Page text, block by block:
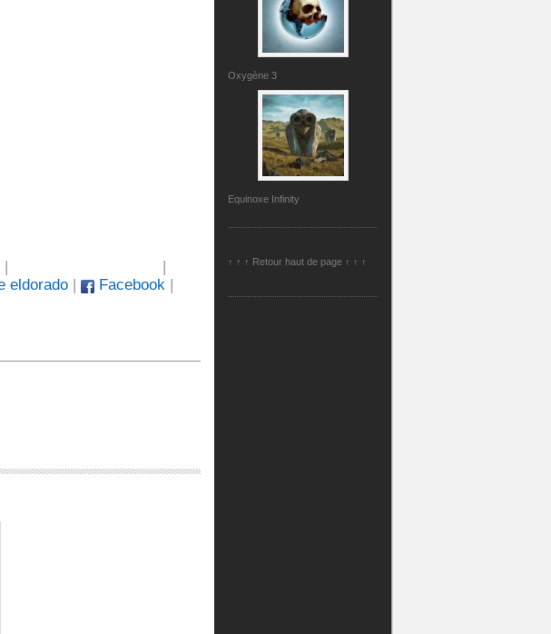
Oxygène 3
Equinoxe Infinity
↑ ↑ ↑ Retour haut de page ↑ ↑ ↑
|
|
eldorado | Facebook |